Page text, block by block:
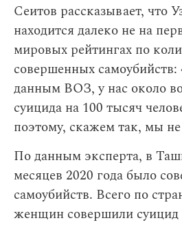
Сеитов рассказывает, что
находится далеко не на
мировых рейтингах по
совершенных
данным ВОЗ, у нас около
суицида на 100 тысяч
поэтому, скажем так, мы не
По данным эксперта, в
месяцев 2020 года было
самоубийств. Всего по
женщин совершили суицид